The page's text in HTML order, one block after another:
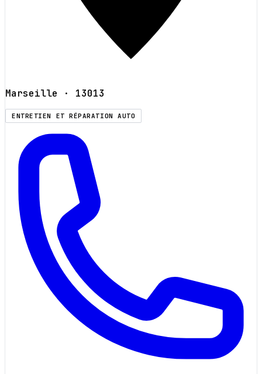
Marseille · 13013
ENTRETIEN ET RÉPARATION AUTO